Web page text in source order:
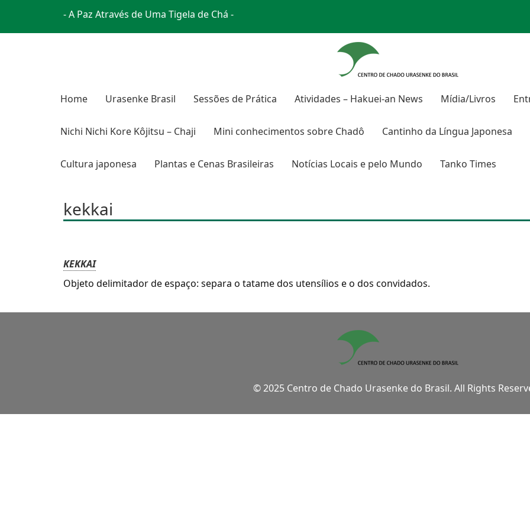
- A Paz Através de Uma Tigela de Chá -
Home Urasenke Brasil Sessões de Prática Atividades – Hakuei-an News Mídia/Livros
Nichi Nichi Kore Kôjitsu – Chaji Mini conhecimentos sobre Chadô Cantinho da Língua Japonesa
Cultura japonesa Plantas e Cenas Brasileiras Notícias Locais e pelo Mundo Tanko Times
kekkai
KEKKAI
Objeto delimitador de espaço: separa o tatame dos utensílios e o dos convidados.
© 2025 Centro de Chado Urasenke do Brasil. All Rights